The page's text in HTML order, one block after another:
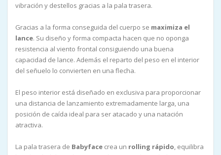
vibración y destellos gracias a la pala trasera.
Gracias a la forma conseguida del cuerpo se maximiza el
lance. Su diseño y forma compacta hacen que no oponga
resistencia al viento frontal consiguiendo una buena
capacidad de lance. Además el reparto del peso en el interior
del señuelo lo convierten en una flecha.
El peso interior está diseñado en exclusiva para proporcionar
una distancia de lanzamiento extremadamente larga, una
posición de caída ideal para ser atacado y una natación
atractiva.
La pala trasera de Babyface crea un rolling rápido, equilibra